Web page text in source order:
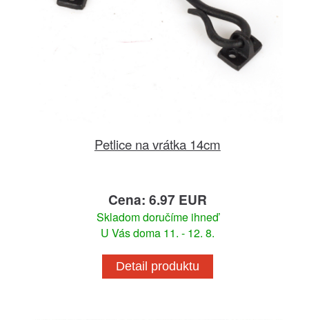
Petlice na vrátka 14cm
Cena: 6.97 EUR
Skladom doručíme ihneď
U Vás doma 11. - 12. 8.
Detail produktu